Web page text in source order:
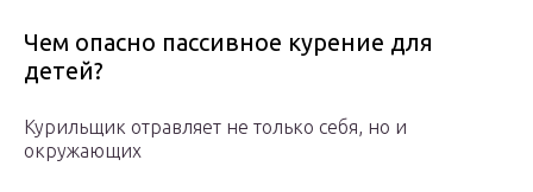
Чем опасно пассивное курение для
детей?
Курильщик отравляет не только себя, но и
окружающих